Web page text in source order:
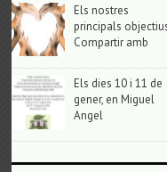
Els nostres
principals
Compartir amb
Els dies 10 i 11 de
gener, en Miguel
Angel